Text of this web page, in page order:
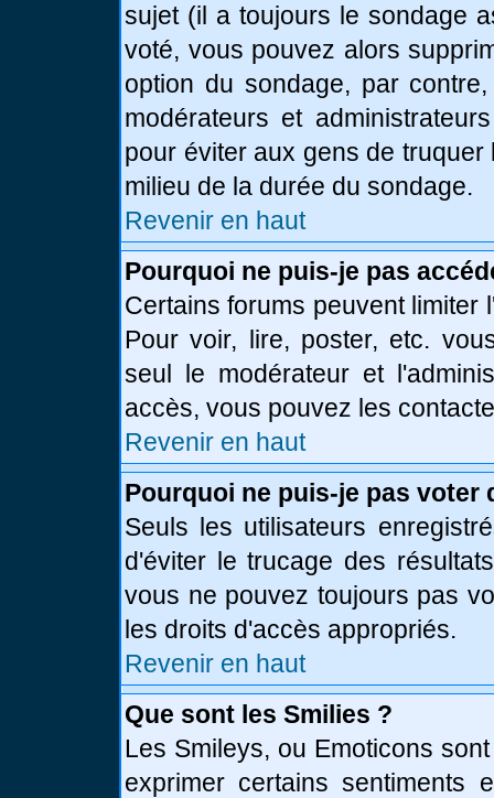
sujet (il a toujours le sondage
voté, vous pouvez alors
option du sondage, par
modérateurs et
pour éviter aux gens de
milieu de la durée du sondage.
Revenir en haut
Pourquoi ne puis-je pas
Certains forums peuvent
Pour voir, lire, poster, etc.
seul le modérateur et
accès, vous pouvez les
Revenir en haut
Pourquoi ne puis-je pas voter
Seuls les utilisateurs
d'éviter le trucage des
vous ne pouvez toujours pas
les droits d'accès appropriés.
Revenir en haut
Que sont les Smilies ?
Les Smileys, ou Emoticons
exprimer certains sentiments